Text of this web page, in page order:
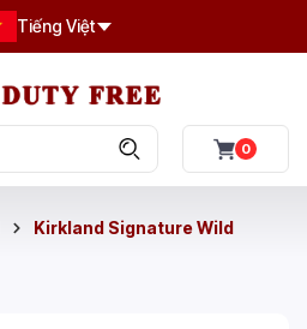
Tiếng Việt
0
Kirkland Signature Wild